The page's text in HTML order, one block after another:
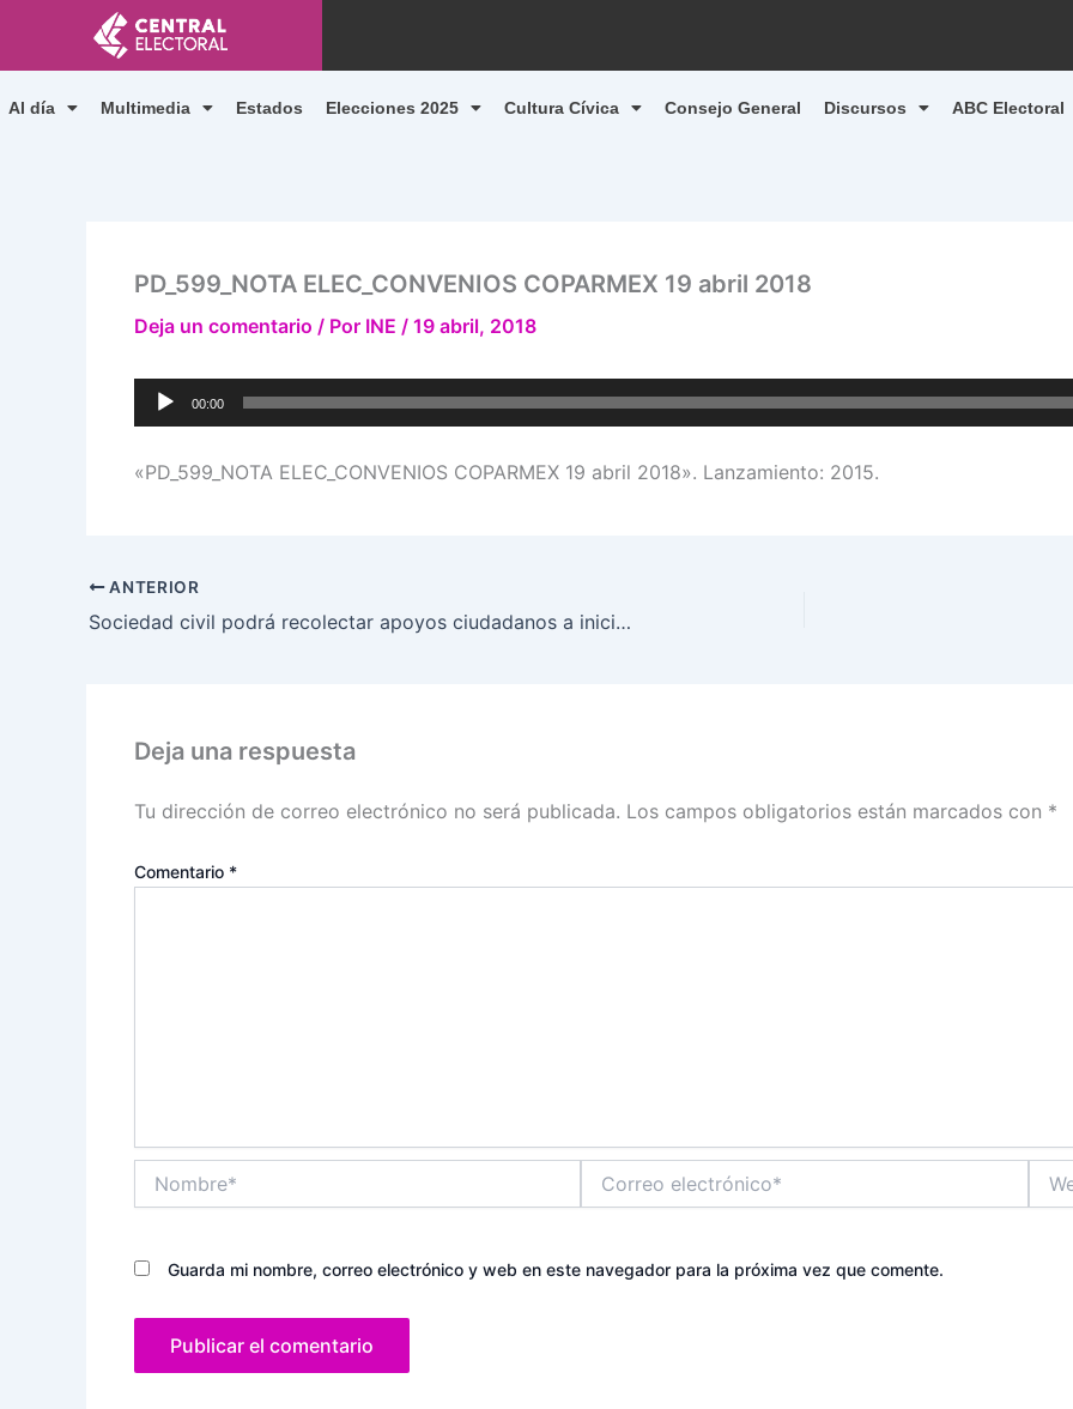
contenido
Al día Multimedia Estados Elecciones 2025 Cultura Cívica Consejo General Discursos ABC Electoral
PD_599_NOTA ELEC_CONVENIOS COPARMEX 19 abril 2018
Deja un comentario / Por INE / 19 abril, 2018
Reproductor
de
00:00
«PD_599_NOTA ELEC_CONVENIOS COPARMEX 19 abril 2018». Lanzamiento: 2015.
ANTERIOR
Sociedad civil podrá recolectar apoyos ciudadanos a iniciativas de ley, a través de app
Deja una respuesta
Tu dirección de correo electrónico no será publicada. Los campos obligatorios están marcados con *
Comentario *
electrónico*
Guarda mi nombre, correo electrónico y web en este navegador para la próxima vez que comente.